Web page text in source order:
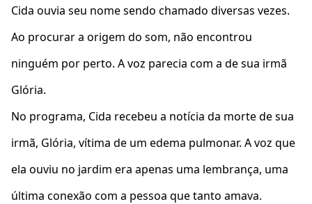
Cida ouvia seu nome sendo chamado diversas vezes.
Ao procurar a origem do som, não encontrou
ninguém por perto. A voz parecia com a de sua irmã
Glória.
No programa, Cida recebeu a notícia da morte de sua
irmã, Glória, vítima de um edema pulmonar. A voz que
ela ouviu no jardim era apenas uma lembrança, uma
última conexão com a pessoa que tanto amava.